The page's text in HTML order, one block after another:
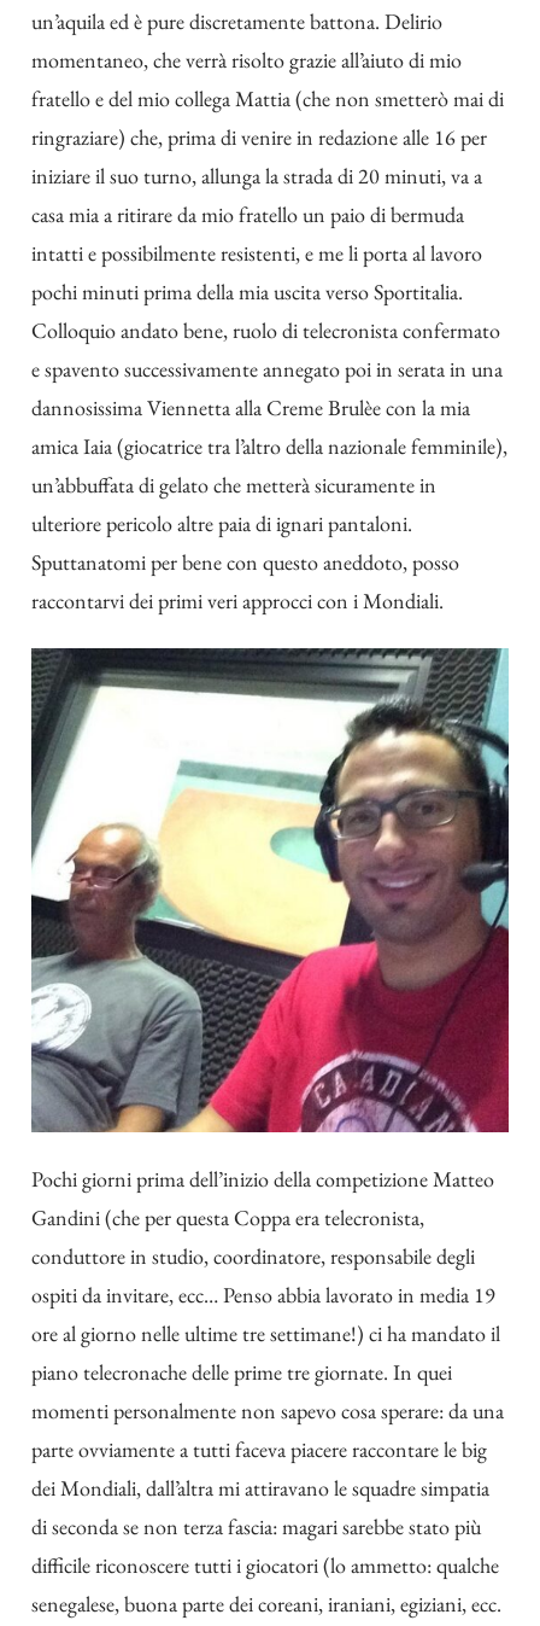
un’aquila ed è pure discretamente battona. Delirio
momentaneo, che verrà risolto grazie all’aiuto di mio
fratello e del mio collega Mattia (che non smetterò mai di
ringraziare) che, prima di venire in redazione alle 16 per
iniziare il suo turno, allunga la strada di 20 minuti, va a
casa mia a ritirare da mio fratello un paio di bermuda
intatti e possibilmente resistenti, e me li porta al lavoro
pochi minuti prima della mia uscita verso Sportitalia.
Colloquio andato bene, ruolo di telecronista confermato
e spavento successivamente annegato poi in serata in una
dannosissima Viennetta alla Creme Brulèe con la mia
amica Iaia (giocatrice tra l’altro della nazionale femminile),
un’abbuffata di gelato che metterà sicuramente in
ulteriore pericolo altre paia di ignari pantaloni.
Sputtanatomi per bene con questo aneddoto, posso
raccontarvi dei primi veri approcci con i Mondiali.
Pochi giorni prima dell’inizio della competizione Matteo
Gandini (che per questa Coppa era telecronista,
conduttore in studio, coordinatore, responsabile degli
ospiti da invitare, ecc… Penso abbia lavorato in media 19
ore al giorno nelle ultime tre settimane!) ci ha mandato il
piano telecronache delle prime tre giornate. In quei
momenti personalmente non sapevo cosa sperare: da una
parte ovviamente a tutti faceva piacere raccontare le big
dei Mondiali, dall’altra mi attiravano le squadre simpatia
di seconda se non terza fascia: magari sarebbe stato più
difficile riconoscere tutti i giocatori (lo ammetto: qualche
senegalese, buona parte dei coreani, iraniani, egiziani, ecc.